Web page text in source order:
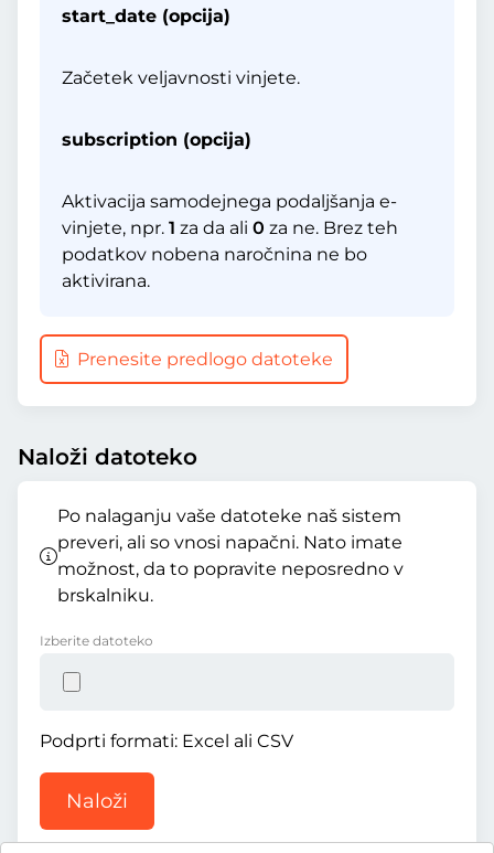
start_date (opcija)
Začetek veljavnosti vinjete.
subscription (opcija)
Aktivacija samodejnega podaljšanja e-
vinjete, npr. 1 za da ali 0 za ne. Brez teh
podatkov nobena naročnina ne bo
aktivirana.
Prenesite predlogo datoteke
Naloži datoteko
Po nalaganju vaše datoteke naš sistem
preveri, ali so vnosi napačni. Nato imate
možnost, da to popravite neposredno v
brskalniku.
Izberite datoteko
Podprti formati: Excel ali CSV
Naloži